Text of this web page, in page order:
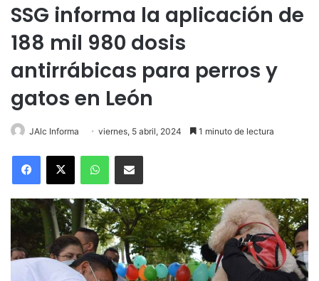
SSG informa la aplicación de
188 mil 980 dosis
antirrábicas para perros y
gatos en León
JAlc Informa viernes, 5 abril, 2024 1 minuto de lectura